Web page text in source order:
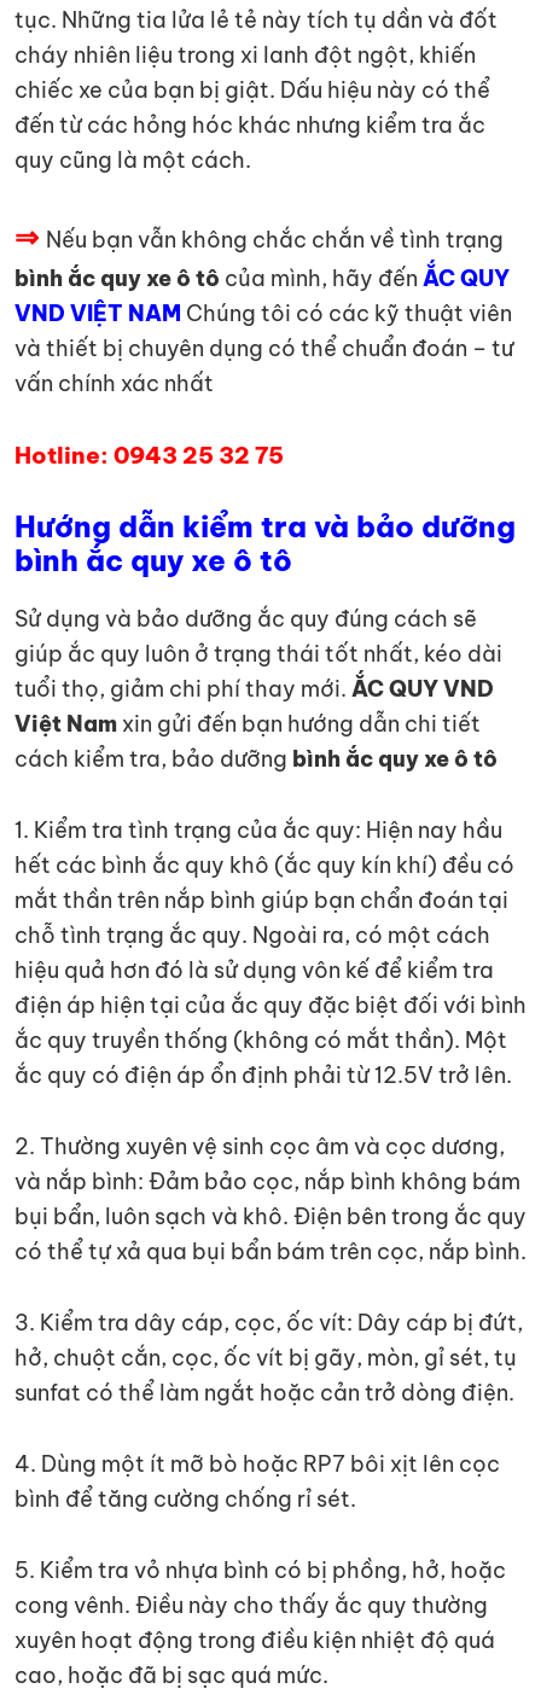
tục. Những tia lửa lẻ tẻ này tích tụ dần và đốt
cháy nhiên liệu trong xi lanh đột ngột, khiến
chiếc xe của bạn bị giật. Dấu hiệu này có thể
đến từ các hỏng hóc khác nhưng kiểm tra ắc
quy cũng là một cách.
⇒ Nếu bạn vẫn không chắc chắn về tình trạng
bình ắc quy xe ô tô của mình, hãy đến ẮC QUY
VND VIỆT NAM Chúng tôi có các kỹ thuật viên
và thiết bị chuyên dụng có thể chuẩn đoán – tư
vấn chính xác nhất
Hotline: 0943 25 32 75
Hướng dẫn kiểm tra và bảo dưỡng
bình ắc quy xe ô tô
Sử dụng và bảo dưỡng ắc quy đúng cách sẽ
giúp ắc quy luôn ở trạng thái tốt nhất, kéo dài
tuổi thọ, giảm chi phí thay mới. ẮC QUY VND
Việt Nam xin gửi đến bạn hướng dẫn chi tiết
cách kiểm tra, bảo dưỡng bình ắc quy xe ô tô
1. Kiểm tra tình trạng của ắc quy: Hiện nay hầu
hết các bình ắc quy khô (ắc quy kín khí) đều có
mắt thần trên nắp bình giúp bạn chẩn đoán tại
chỗ tình trạng ắc quy. Ngoài ra, có một cách
hiệu quả hơn đó là sử dụng vôn kế để kiểm tra
điện áp hiện tại của ắc quy đặc biệt đối với bình
ắc quy truyền thống (không có mắt thần). Một
ắc quy có điện áp ổn định phải từ 12.5V trở lên.
2. Thường xuyên vệ sinh cọc âm và cọc dương,
và nắp bình: Đảm bảo cọc, nắp bình không bám
bụi bẩn, luôn sạch và khô. Điện bên trong ắc quy
có thể tự xả qua bụi bẩn bám trên cọc, nắp bình.
3. Kiểm tra dây cáp, cọc, ốc vít: Dây cáp bị đứt,
hở, chuột cắn, cọc, ốc vít bị gãy, mòn, gỉ sét, tụ
sunfat có thể làm ngắt hoặc cản trở dòng điện.
4. Dùng một ít mỡ bò hoặc RP7 bôi xịt lên cọc
bình để tăng cường chống rỉ sét.
5. Kiểm tra vỏ nhựa bình có bị phồng, hở, hoặc
cong vênh. Điều này cho thấy ắc quy thường
xuyên hoạt động trong điều kiện nhiệt độ quá
cao, hoặc đã bị sạc quá mức.